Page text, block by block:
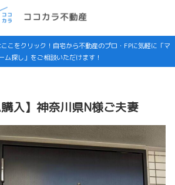
こをクリック！自宅から不動産のプロ・FPに気軽に「マ
ム探し」をご相談いただけます！
購入】神奈川県N様ご夫妻